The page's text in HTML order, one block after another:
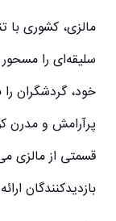
مالزی، کشوری با
سلیقه‌ای را
خود، گردشگران
پرآرامش و مدرن
قسمتی از مالزی
بازدیدکنندگان